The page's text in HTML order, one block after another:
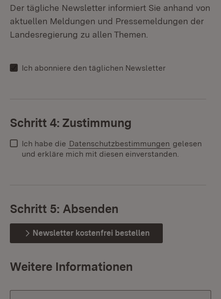
Der tägliche Newsletter informiert Sie anhand von
aktuellen Meldungen und Pressemeldungen der
Landesregierung zu allen Themen.
Ich abonniere den täglichen Newsletter
Schritt 4: Zustimmung
Ich habe die Datenschutzbestimmungen gelesen
und erkläre mich mit diesen einverstanden.
Schritt 5: Absenden
Newsletter kostenfrei bestellen
Weitere Informationen